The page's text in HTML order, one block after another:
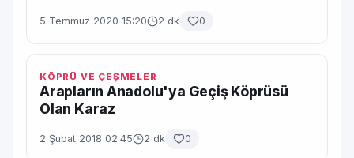
5 Temmuz 2020 15:20 2 dk 0
KÖPRÜ VE ÇEŞMELER
Arapların Anadolu'ya Geçiş Köprüsü
Olan Karaz
2 Şubat 2018 02:45 2 dk 0